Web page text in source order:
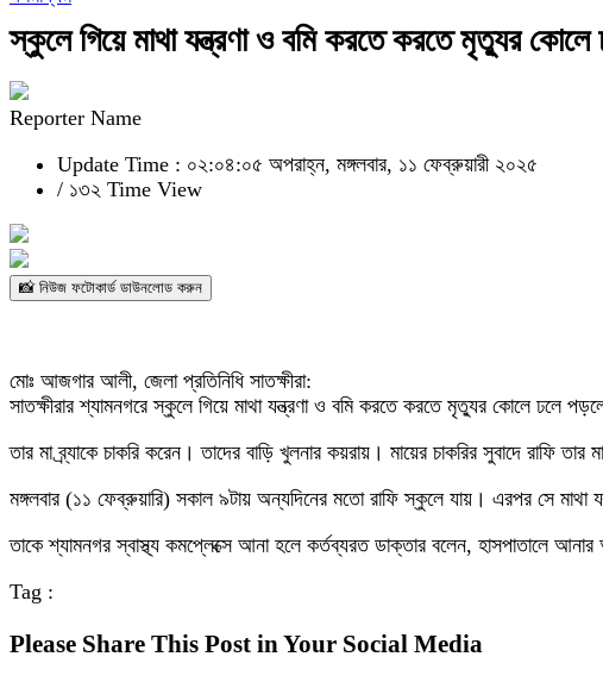
স্কুলে গিয়ে মাথা যন্ত্রণা ও বমি করতে করতে মৃত্যুর
Reporter Name
Update Time : ০২:০৪:০৫ অপরাহ্ন, মঙ্গলবার, ১১ ফেব্রুয়ারী ২০২৫
/ ১৩২ Time View
📸 নিউজ ফটোকার্ড ডাউনলোড করুন
মোঃ আজগার আলী, জেলা প্রতিনিধি সাতক্ষীরা:
সাতক্ষীরার শ্যামনগরে স্কুলে গিয়ে মাথা যন্ত্রণা ও বমি করতে করতে মৃত্যুর কোলে ঢলে
তার মা ব্র্যাকে চাকরি করেন। তাদের বাড়ি খুলনার কয়রায়। মায়ের চাকরির সুবাদে রাফি
মঙ্গলবার (১১ ফেব্রুয়ারি) সকাল ৯টায় অন্যদিনের মতো রাফি স্কুলে যায়। এরপর সে
তাকে শ্যামনগর স্বাস্থ্য কমপ্লেক্সে আনা হলে কর্তব্যরত ডাক্তার বলেন, হাসপাতালে
Tag :
Please Share This Post in Your Social Media